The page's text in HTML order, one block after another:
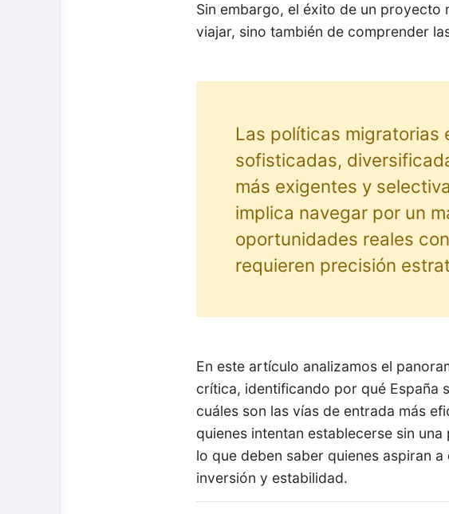
Sin embargo, el éxito de un
viajar, sino también de comprender
Las políticas migratorias
sofisticadas,
más exigentes y
implica navegar por un
oportunidades reales
requieren precisión
En este artículo analizamos el
crítica, identificando por qué España
cuáles son las vías de entrada más
quienes intentan establecerse sin
lo que deben saber quienes aspiran
inversión y estabilidad.